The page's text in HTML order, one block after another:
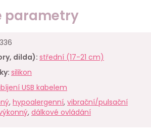
parametry
dilda): střední (17-21 cm)
: silikon
USB kabelem
, hypoalergenní, vibrační/pulsační
, dálkové ovládání